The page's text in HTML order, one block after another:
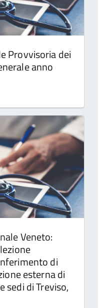
Provvisoria dei
anno
Veneto:
di
esterna di
sedi di Treviso,